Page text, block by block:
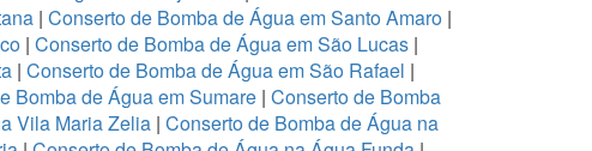
| Conserto de Bomba de Água em Santo Amaro|
| Conserto de Bomba de Água em São Lucas|
| Conserto de Bomba de Água em São Rafael |
Bomba de Água em Sumare| Conserto de Bomba
Vila Maria Zelia| Conserto de Bomba de Água na